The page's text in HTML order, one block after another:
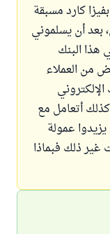
كارد مسبقة
بعد أن يسلموني
هذا البنك
من العملاء
أتعامل مع
عمولة
غير ذلك فبماذا